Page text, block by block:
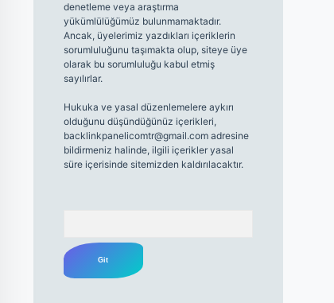
denetleme veya araştırma
yükümlülüğümüz bulunmamaktadır.
Ancak, üyelerimiz yazdıkları içeriklerin
sorumluluğunu taşımakta olup, siteye üye
olarak bu sorumluluğu kabul etmiş
sayılırlar.
Hukuka ve yasal düzenlemelere aykırı
olduğunu düşündüğünüz içerikleri,
backlinkpanelicomtr@gmail.comadresine
bildirmeniz halinde, ilgili içerikler yasal
süre içerisinde sitemizden kaldırılacaktır.